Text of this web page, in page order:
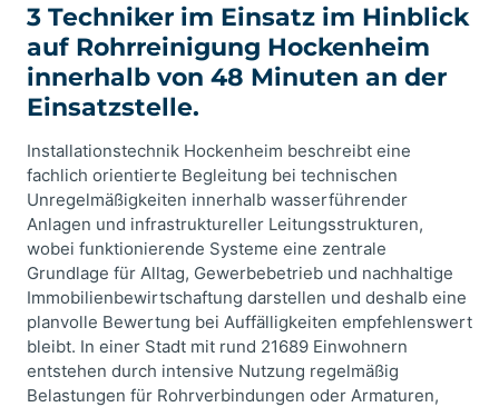
3 Techniker im Einsatz im Hinblick
auf Rohrreinigung Hockenheim
innerhalb von 48 Minuten an der
Einsatzstelle.
Installationstechnik Hockenheim beschreibt eine
fachlich orientierte Begleitung bei technischen
Unregelmäßigkeiten innerhalb wasserführender
Anlagen und infrastruktureller Leitungsstrukturen,
wobei funktionierende Systeme eine zentrale
Grundlage für Alltag, Gewerbebetrieb und nachhaltige
Immobilienbewirtschaftung darstellen und deshalb eine
planvolle Bewertung bei Auffälligkeiten empfehlenswert
bleibt. In einer Stadt mit rund 21689 Einwohnern
entstehen durch intensive Nutzung regelmäßig
Belastungen für Rohrverbindungen oder Armaturen,